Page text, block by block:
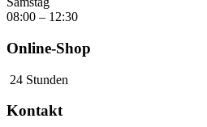
08:00 – 12:30
Online-Shop
24 Stunden
Kontakt